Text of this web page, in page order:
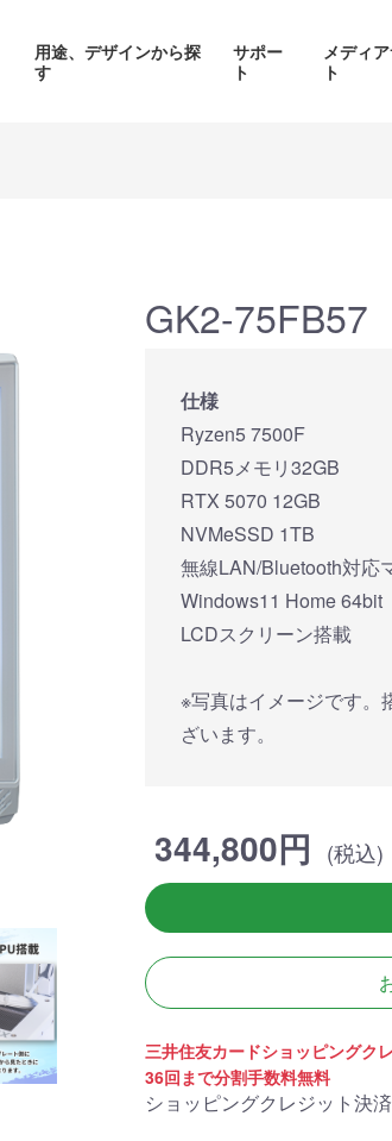
用途、デザインから探
す
サポー
ト
メディ
ト
270°強化ガラスに黒パーツ
が鮮やかに映え、液晶簡易
水冷とラインLEDが重厚な
厳格な基準をクリ
「Powered By
モデル。世界を
MSIの最新パーツ
270°パノラマビューが魅せ
る コストパフォーマンスに
優れたモデル
商品詳細
ピラーレスケース採用PC
GK2-75FB57
仕様
Ryzen5 7500F
DDR5メモリ32GB
RTX 5070 12GB
NVMeSSD 1TB
無線LAN/Bluetooth対応
Windows11 Home 64bit
LCDスクリーン搭載
※写真はイメージです。
ざいます。
344,800円 (税込)
三井住友カードショッピングク
36回まで分割手数料無料
ショッピングクレジット決